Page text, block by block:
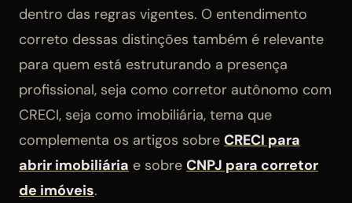
dentro das regras vigentes. O entendimento
correto dessas distinções também é relevante
para quem está estruturando a presença
profissional, seja como corretor autônomo com
CRECI, seja como imobiliária, tema que
complementa os artigos sobre CRECI para
abrir imobiliária e sobre CNPJ para corretor
de imóveis.